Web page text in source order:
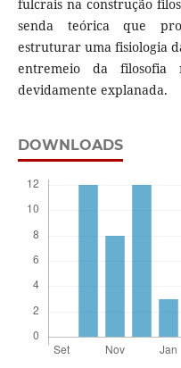
fulcrais na construção
senda teórica que
estruturar uma fisiologia
entremeio da filosofia
devidamente explanada.
DOWNLOADS